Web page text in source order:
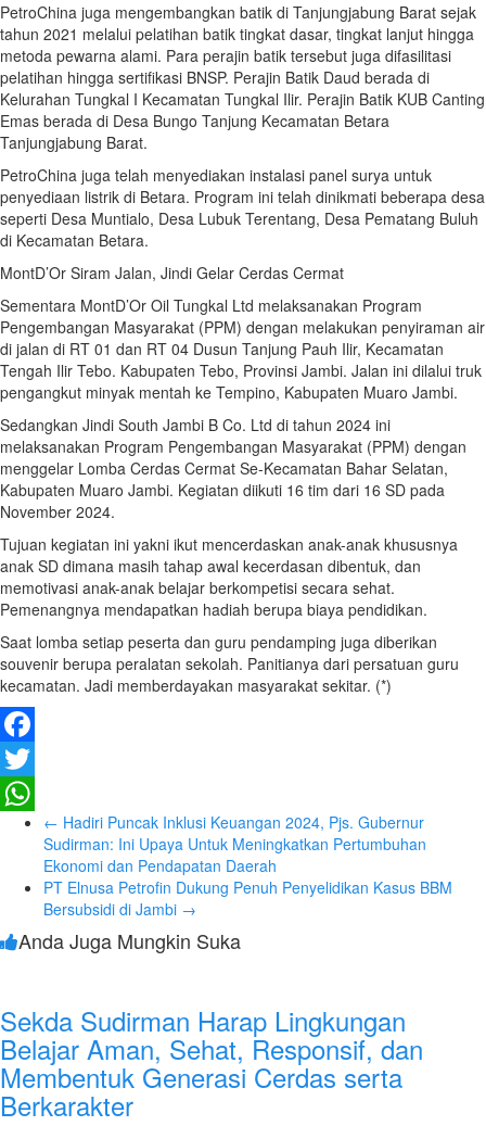
PetroChina juga mengembangkan batik di Tanjungjabung Barat sejak
tahun 2021 melalui pelatihan batik tingkat dasar, tingkat lanjut hingga
metoda pewarna alami. Para perajin batik tersebut juga difasilitasi
pelatihan hingga sertifikasi BNSP. Perajin Batik Daud berada di
Kelurahan Tungkal I Kecamatan Tungkal Ilir. Perajin Batik KUB Canting
Emas berada di Desa Bungo Tanjung Kecamatan Betara
Tanjungjabung Barat.
PetroChina juga telah menyediakan instalasi panel surya untuk
penyediaan listrik di Betara. Program ini telah dinikmati beberapa desa
seperti Desa Muntialo, Desa Lubuk Terentang, Desa Pematang Buluh
di Kecamatan Betara.
MontD’Or Siram Jalan, Jindi Gelar Cerdas Cermat
Sementara MontD’Or Oil Tungkal Ltd melaksanakan Program
Pengembangan Masyarakat (PPM) dengan melakukan penyiraman air
di jalan di RT 01 dan RT 04 Dusun Tanjung Pauh Ilir, Kecamatan
Tengah Ilir Tebo. Kabupaten Tebo, Provinsi Jambi. Jalan ini dilalui truk
pengangkut minyak mentah ke Tempino, Kabupaten Muaro Jambi.
Sedangkan Jindi South Jambi B Co. Ltd di tahun 2024 ini
melaksanakan Program Pengembangan Masyarakat (PPM) dengan
menggelar Lomba Cerdas Cermat Se-Kecamatan Bahar Selatan,
Kabupaten Muaro Jambi. Kegiatan diikuti 16 tim dari 16 SD pada
November 2024.
Tujuan kegiatan ini yakni ikut mencerdaskan anak-anak khususnya
anak SD dimana masih tahap awal kecerdasan dibentuk, dan
memotivasi anak-anak belajar berkompetisi secara sehat.
Pemenangnya mendapatkan hadiah berupa biaya pendidikan.
Saat lomba setiap peserta dan guru pendamping juga diberikan
souvenir berupa peralatan sekolah. Panitianya dari persatuan guru
kecamatan. Jadi memberdayakan masyarakat sekitar. (*)
Facebook
Twitter
WhatsApp
← Hadiri Puncak Inklusi Keuangan 2024, Pjs. Gubernur
Sudirman: Ini Upaya Untuk Meningkatkan Pertumbuhan
Ekonomi dan Pendapatan Daerah
PT Elnusa Petrofin Dukung Penuh Penyelidikan Kasus BBM
Bersubsidi di Jambi →
Anda Juga Mungkin Suka
Sekda Sudirman Harap Lingkungan
Belajar Aman, Sehat, Responsif, dan
Membentuk Generasi Cerdas serta
Berkarakter